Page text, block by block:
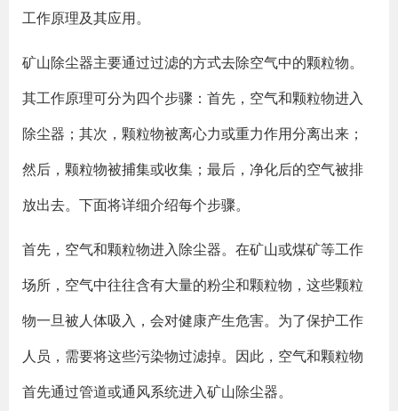
工作原理及其应用。
矿山除尘器主要通过过滤的方式去除空气中的颗粒物。
其工作原理可分为四个步骤：首先，空气和颗粒物进入
除尘器；其次，颗粒物被离心力或重力作用分离出来；
然后，颗粒物被捕集或收集；最后，净化后的空气被排
放出去。下面将详细介绍每个步骤。
首先，空气和颗粒物进入除尘器。在矿山或煤矿等工作
场所，空气中往往含有大量的粉尘和颗粒物，这些颗粒
物一旦被人体吸入，会对健康产生危害。为了保护工作
人员，需要将这些污染物过滤掉。因此，空气和颗粒物
首先通过管道或通风系统进入矿山除尘器。